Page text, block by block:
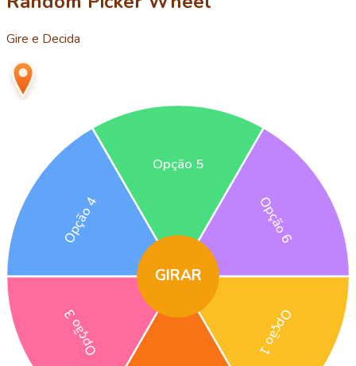
Gire e Decida
Opção 1
Opção 3
Opção 4
Opção 5
Opção 6
GIRAR